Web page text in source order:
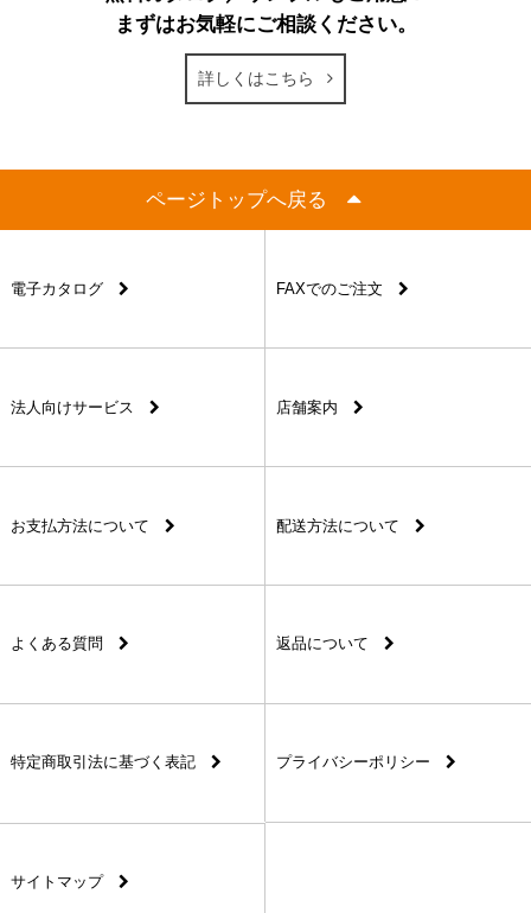
まずはお気軽にご相談ください。
詳しくはこちら
ページトップへ戻る
電子カタログ FAXでのご注文
法人向けサービス 店舗案内
お支払方法について 配送方法について
よくある質問 返品について
特定商取引法に基づく表記 プライバシーポリシー
サイトマップ